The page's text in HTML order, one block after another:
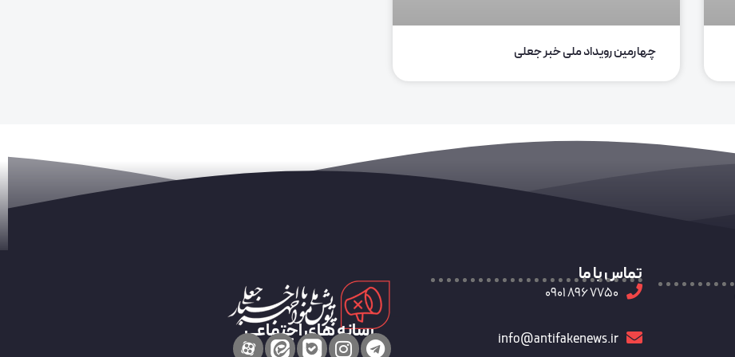
چهارمین رویداد ملی خبر جعلی
تماس با ما
7750 896 0901
info@antifakenews.ir رسانه های اجتماعی